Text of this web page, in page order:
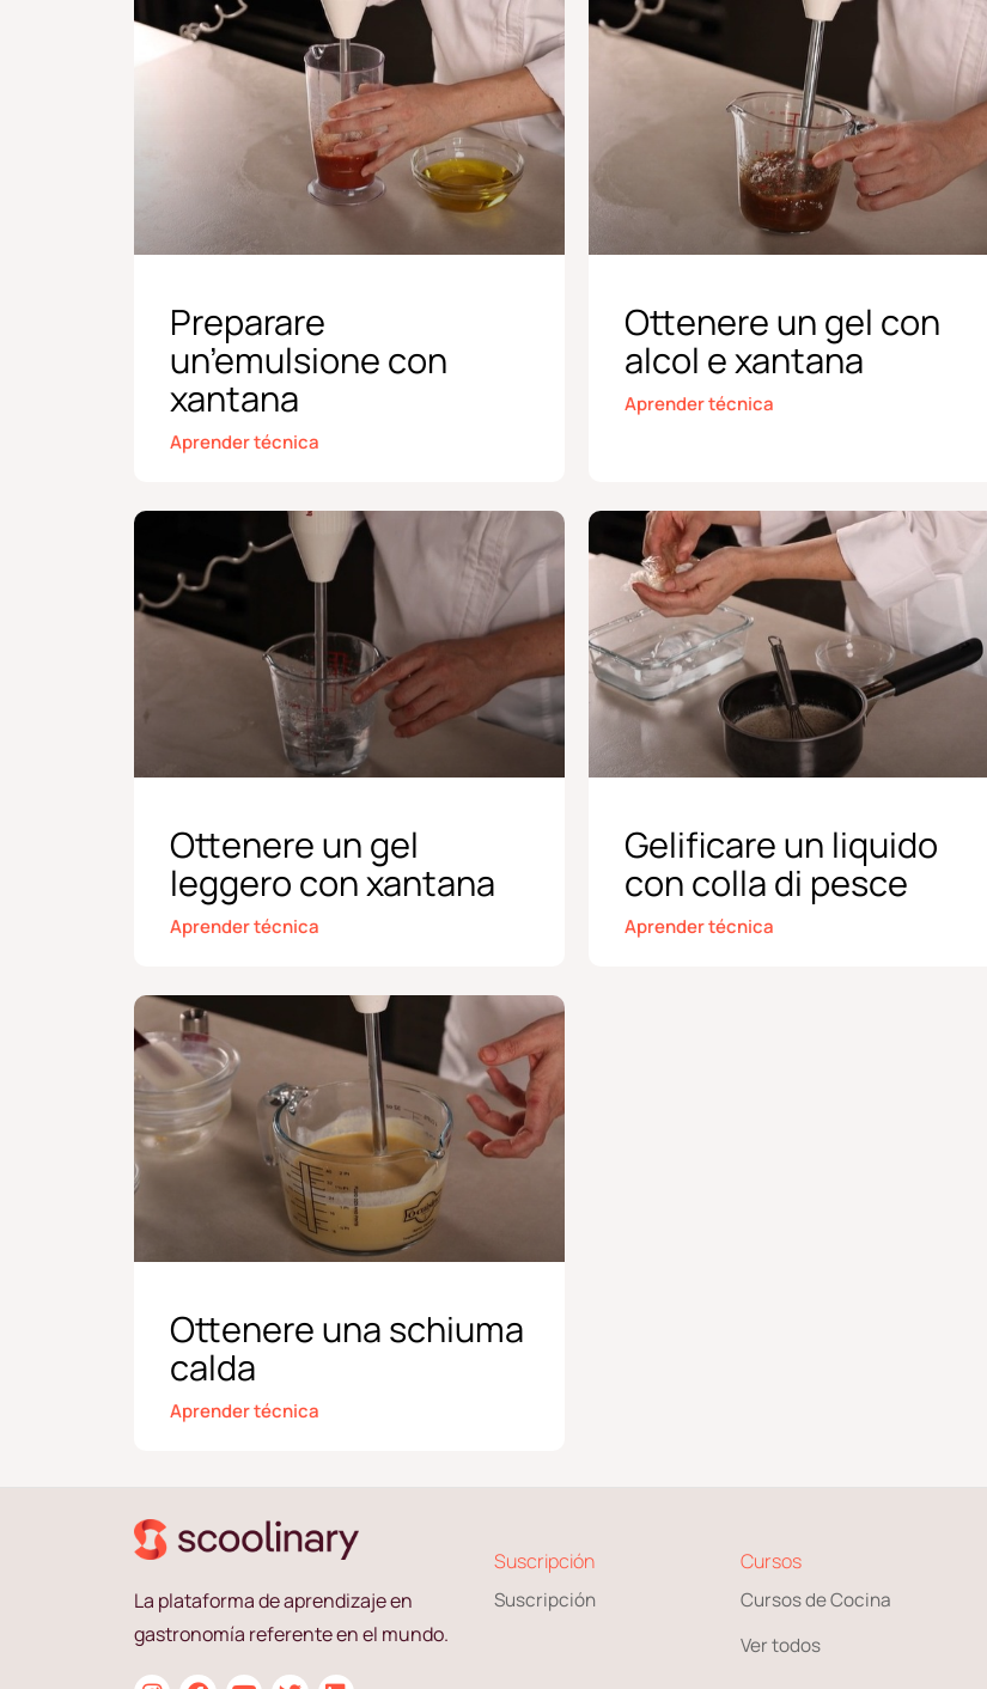
Preparare
un’emulsione con
xantana
Aprender técnica
Ottenere un gel con
alcol e xantana
Aprender técnica
Ottenere un gel
leggero con xantana
Aprender técnica
Gelificare un liquido
con colla di pesce
Aprender técnica
Ottenere una schiuma
calda
Aprender técnica
La plataforma de aprendizaje en
gastronomía referente en el mundo.
Suscripción
Suscripción
Cursos
Cursos de Cocina
Ver todos